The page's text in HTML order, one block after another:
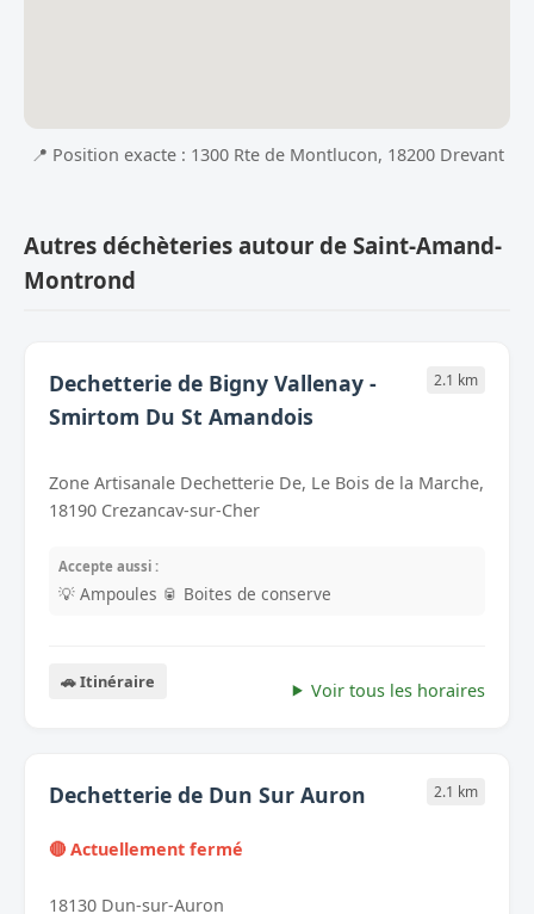
📍 Position exacte : 1300 Rte de Montlucon, 18200 Drevant
Autres déchèteries autour de Saint-Amand-
Montrond
Dechetterie de Bigny Vallenay -
Smirtom Du St Amandois
2.1 km
Zone Artisanale Dechetterie De, Le Bois de la Marche,
18190 Crezancay-sur-Cher
Accepte aussi :
💡 Ampoules 🥫 Boites de conserve
🚗 Itinéraire Voir tous les horaires
Dechetterie de Dun Sur Auron 2.1 km
🔴 Actuellement fermé
18130 Dun-sur-Auron